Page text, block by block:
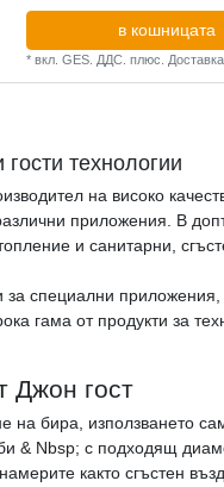
в кошницата
*вкл. GES. ДДС. плюс. Доставка
гости технологии
на високо
приложения. В
и санитарни,
за специални
гама от продукти за
Джон гост
на бира, използването
& Nbsp; с подходящ
както сгъстен